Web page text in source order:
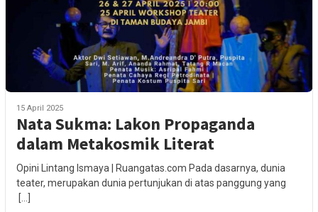
15 April 2025
Nata Sukma: Lakon Propaganda
dalam Metakosmik Literat
Opini Lintang Ismaya | Ruangatas.com Pada dasarnya, dunia
teater, merupakan dunia pertunjukan di atas panggung yang
[…]